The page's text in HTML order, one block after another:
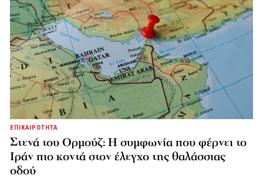
ΕΠΙΚΑΙΡΟΤΗΤΑ
Στενά του Ορμούζ: Η συμφωνία που φέρνει το
Ιράν πιο κοντά στον έλεγχο της θαλάσσιας
οδού